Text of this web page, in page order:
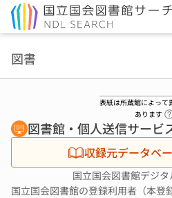
図書
表紙は所蔵館によって
あります
図書館・個人送信サービ
収録元データベ
国立国会図書館デジ
国立国会図書館の登録利用者（本登